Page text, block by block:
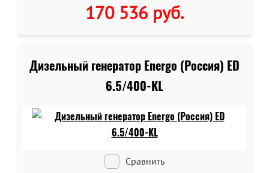
170 536 руб.
Дизельный генератор Energo (Россия) ED
6.5/400-KL
Сравнить